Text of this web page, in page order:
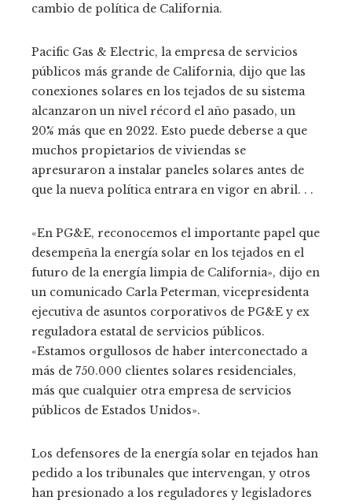
cambio de política de California.
Pacific Gas & Electric, la empresa de servicios
públicos más grande de California, dijo que las
conexiones solares en los tejados de su sistema
alcanzaron un nivel récord el año pasado, un
20% más que en 2022. Esto puede deberse a que
muchos propietarios de viviendas se
apresuraron a instalar paneles solares antes de
que la nueva política entrara en vigor en abril. . .
«En PG&E, reconocemos el importante papel que
desempeña la energía solar en los tejados en el
futuro de la energía limpia de California», dijo en
un comunicado Carla Peterman, vicepresidenta
ejecutiva de asuntos corporativos de PG&E y ex
reguladora estatal de servicios públicos.
«Estamos orgullosos de haber interconectado a
más de 750.000 clientes solares residenciales,
más que cualquier otra empresa de servicios
públicos de Estados Unidos».
Los defensores de la energía solar en tejados han
pedido a los tribunales que intervengan, y otros
han presionado a los reguladores y legisladores